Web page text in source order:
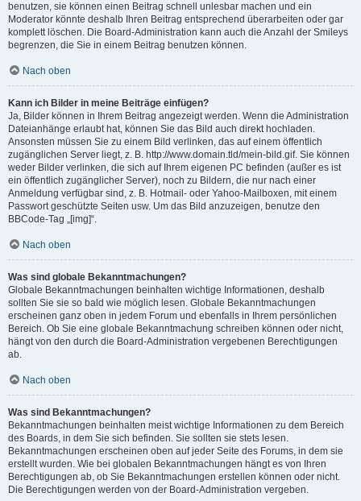
benutzen, sie können einen Beitrag schnell unlesbar machen und ein
Moderator könnte deshalb Ihren Beitrag entsprechend überarbeiten oder gar
komplett löschen. Die Board-Administration kann auch die Anzahl der Smileys
begrenzen, die Sie in einem Beitrag benutzen können.
Nach oben
Kann ich Bilder in meine Beiträge einfügen?
Ja, Bilder können in Ihrem Beitrag angezeigt werden. Wenn die Administration
Dateianhänge erlaubt hat, können Sie das Bild auch direkt hochladen.
Ansonsten müssen Sie zu einem Bild verlinken, das auf einem öffentlich
zugänglichen Server liegt, z. B. http://www.domain.tld/mein-bild.gif. Sie können
weder Bilder verlinken, die sich auf Ihrem eigenen PC befinden (außer es ist
ein öffentlich zugänglicher Server), noch zu Bildern, die nur nach einer
Anmeldung verfügbar sind, z. B. Hotmail- oder Yahoo-Mailboxen, mit einem
Passwort geschützte Seiten usw. Um das Bild anzuzeigen, benutze den
BBCode-Tag „[img]“.
Nach oben
Was sind globale Bekanntmachungen?
Globale Bekanntmachungen beinhalten wichtige Informationen, deshalb
sollten Sie sie so bald wie möglich lesen. Globale Bekanntmachungen
erscheinen ganz oben in jedem Forum und ebenfalls in Ihrem persönlichen
Bereich. Ob Sie eine globale Bekanntmachung schreiben können oder nicht,
hängt von den durch die Board-Administration vergebenen Berechtigungen
ab.
Nach oben
Was sind Bekanntmachungen?
Bekanntmachungen beinhalten meist wichtige Informationen zu dem Bereich
des Boards, in dem Sie sich befinden. Sie sollten sie stets lesen.
Bekanntmachungen erscheinen oben auf jeder Seite des Forums, in dem sie
erstellt wurden. Wie bei globalen Bekanntmachungen hängt es von Ihren
Berechtigungen ab, ob Sie Bekanntmachungen erstellen können oder nicht.
Die Berechtigungen werden von der Board-Administration vergeben.